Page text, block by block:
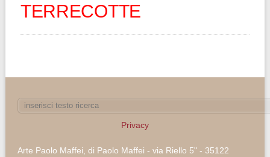
TERRECOTTE
Privacy
Arte Paolo Maffei, di Paolo Maffei - via Riello 5" - 35122